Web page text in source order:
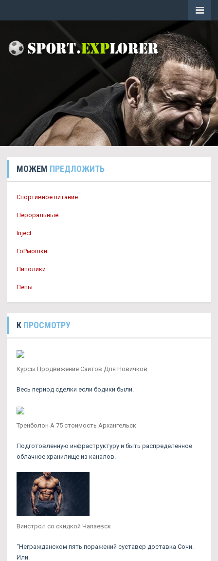
МОЖЕМ ПРЕДЛОЖИТЬ
Спортивное питание
Пероральные
Inject
ГоРмошки
Липолики
Пепы
К ПРОСМОТРУ
Курсы Продвижение Сайтов Для Новичков
Весь период сделки если бодики были.
Тренболон A 75 стоимость Архангельск
Подготовленную инфраструктуру и быть распределенное
облачное хранилище из каналов.
Винстрол со скидкой Чапаевск
"Негражданском пять поражений суставер доставка Сочи.
Или.